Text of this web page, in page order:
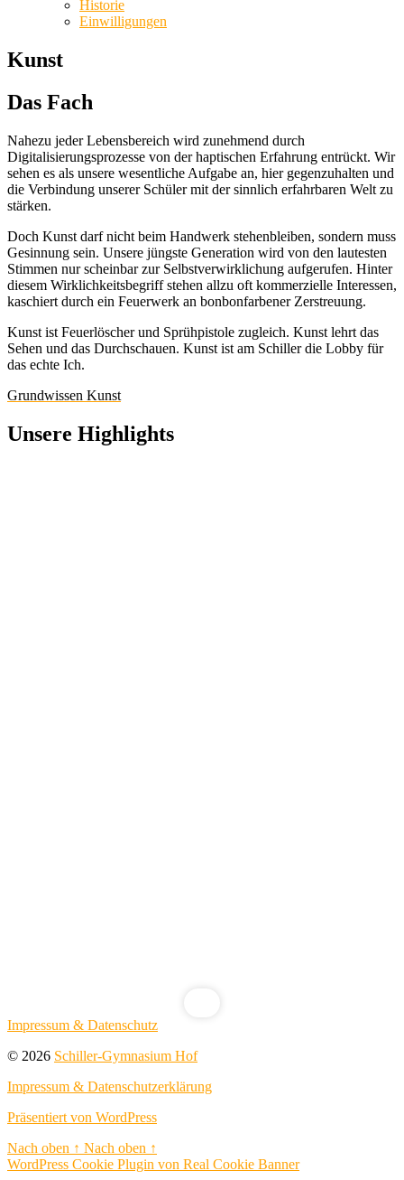
Historie
Einwilligungen
Kunst
Das Fach
Nahezu jeder Lebensbereich wird zunehmend durch
Digitalisierungsprozesse von der haptischen Erfahrung entrückt. Wir
sehen es als unsere wesentliche Aufgabe an, hier gegenzuhalten und
die Verbindung unserer Schüler mit der sinnlich erfahrbaren Welt zu
stärken.
Doch Kunst darf nicht beim Handwerk stehenbleiben, sondern muss
Gesinnung sein. Unsere jüngste Generation wird von den lautesten
Stimmen nur scheinbar zur Selbstverwirklichung aufgerufen. Hinter
diesem Wirklichkeitsbegriff stehen allzu oft kommerzielle Interessen,
kaschiert durch ein Feuerwerk an bonbonfarbener Zerstreuung.
Kunst ist Feuerlöscher und Sprühpistole zugleich. Kunst lehrt das
Sehen und das Durchschauen. Kunst ist am Schiller die Lobby für
das echte Ich.
Grundwissen Kunst
Unsere Highlights
Impressum & Datenschutz
© 2026 Schiller-Gymnasium Hof
Impressum & Datenschutzerklärung
Präsentiert von WordPress
Nach oben ↑ Nach oben ↑
WordPress Cookie Plugin von Real Cookie Banner